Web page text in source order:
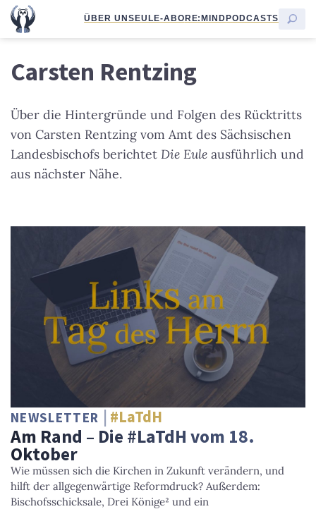
ÜBER UNSEULE-ABORE:MINDPODCASTS
Carsten Rentzing
Über die Hintergründe und Folgen des Rücktritts
von Carsten Rentzing vom Amt des Sächsischen
Landesbischofs berichtet Die Eule ausführlich und
aus nächster Nähe.
NEWSLETTER #LaTdH
Am Rand – Die #LaTdH vom 18.
Oktober
Wie müssen sich die Kirchen in Zukunft verändern, und
hilft der allgegenwärtige Reformdruck? Außerdem:
Bischofsschicksale, Drei Könige² und ein